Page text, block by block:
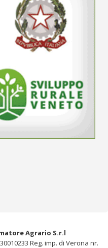
Agrario S.r.l
Reg. imp. di Verona nr.